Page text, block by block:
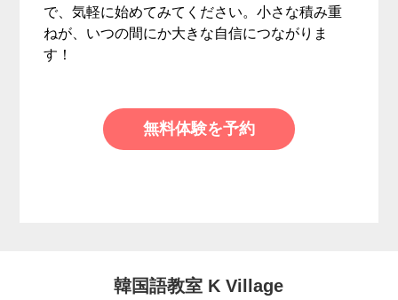
で、気軽に始めてみてください。小さな積み重
ねが、いつの間にか大きな自信につながりま
す！
無料体験を予約
韓国語教室 K Village